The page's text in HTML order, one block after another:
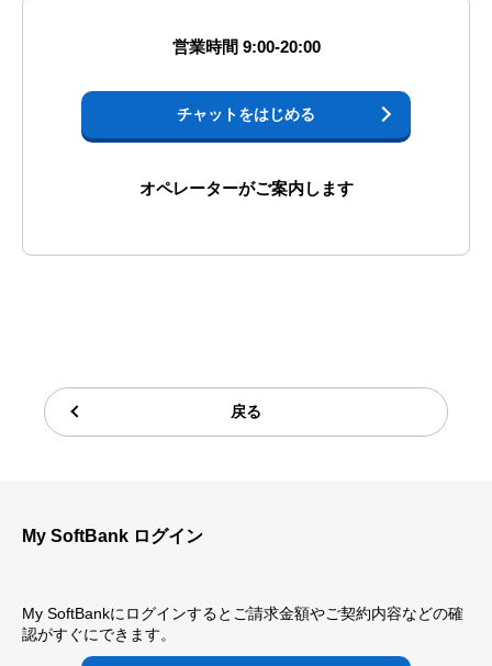
営業時間 9:00-20:00
チャットをはじめる
オペレーターがご案内します
戻る
My SoftBank ログイン
My SoftBankにログインするとご請求金額やご契約内容などの確
認がすぐにできます。